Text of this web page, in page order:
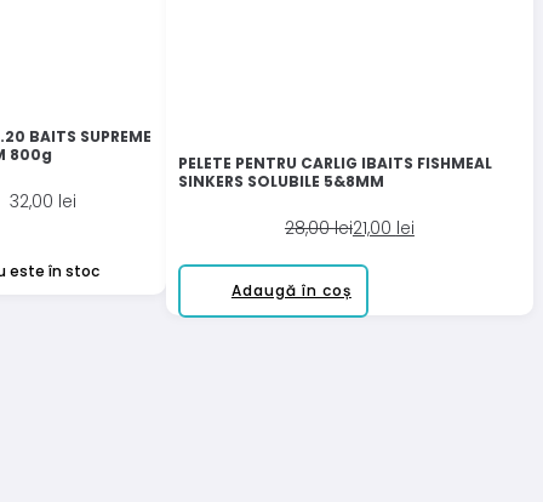
BAITS SUPREME
800g
32,00 lei
este în stoc
PELETE PENTRU CARLIG IBAITS FISHMEAL
SINKERS SOLUBILE 5&8MM
28,00leiPrețul
fost:
21,00 lei
Prețul
21,00 lei.
Adaugă în coș